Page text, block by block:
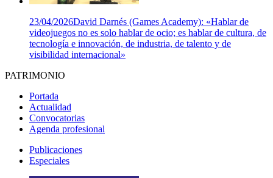
23/04/2026David Darnés (Games Academy): «Hablar de
videojuegos no es solo hablar de ocio; es hablar de cultura, de
tecnología e innovación, de industria, de talento y de
visibilidad internacional»
PATRIMONIO
Portada
Actualidad
Convocatorias
Agenda profesional
Publicaciones
Especiales